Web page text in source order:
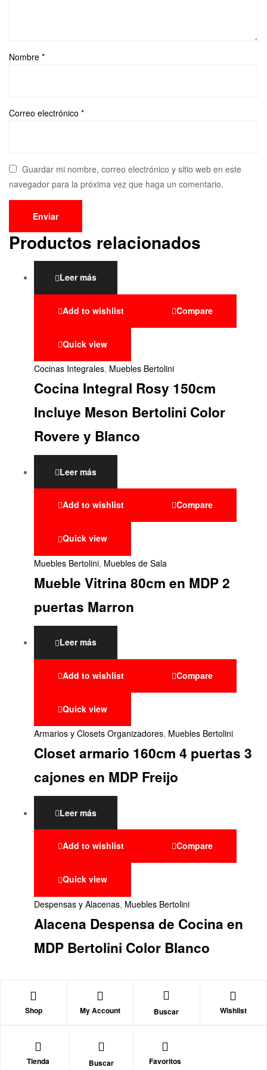
Nombre *
Correo electrónico *
Guardar mi nombre, correo electrónico y sitio web en este
navegador para la próxima vez que haga un comentario.
Productos relacionados
Leer más
Add to wishlist Compare
Quick view
Cocinas Integrales, Muebles Bertolini
Cocina Integral Rosy 150cm
Incluye Meson Bertolini Color
Rovere y Blanco
Leer más
Add to wishlist Compare
Quick view
Muebles Bertolini, Muebles de Sala
Mueble Vitrina 80cm en MDP 2
puertas Marron
Leer más
Add to wishlist Compare
Quick view
Armarios y Closets Organizadores, Muebles Bertolini
Closet armario 160cm 4 puertas 3
cajones en MDP Freijo
Leer más
Add to wishlist Compare
Quick view
Despensas y Alacenas, Muebles Bertolini
Alacena Despensa de Cocina en
MDP Bertolini Color Blanco
Shop My Account Buscar Wishlist
Tienda Buscar Favoritos